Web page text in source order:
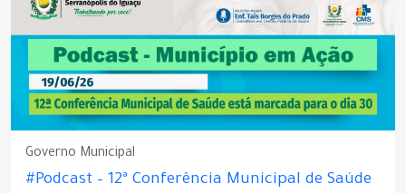
Governo Municipal
#Podcast – 12ª Conferência Municipal de Saúde